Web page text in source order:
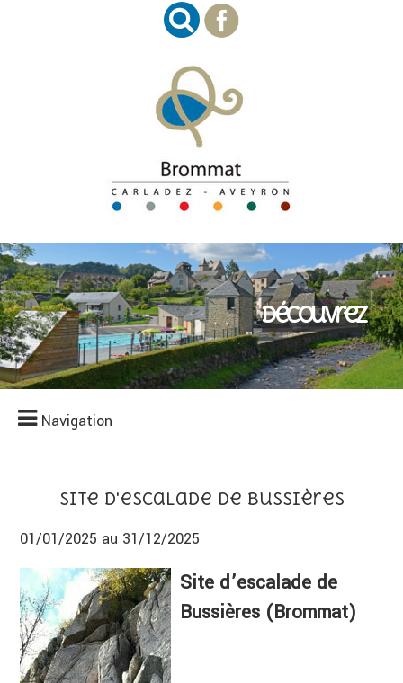
Découvrez
Imaginez
Succombez
Navigation
Site d'escalade de Bussières
01/01/2025 au 31/12/2025
Site d’escalade de
Bussières (Brommat)